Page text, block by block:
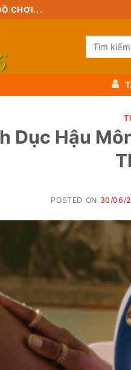
CHƠI...
Tìm
Dục Hậu
POSTED ON 30/06/